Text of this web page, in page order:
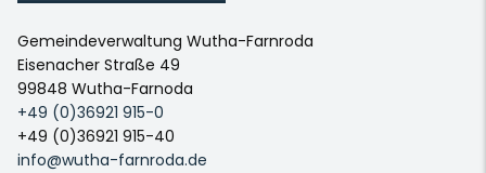
Gemeindeverwaltung Wutha-Farnroda
Eisenacher Straße 49
99848 Wutha-Farnoda
+49 (0)36921 915-0
+49 (0)36921 915-40
info@wutha-farnroda.de